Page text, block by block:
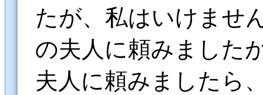
たが、私はいけませ
の夫人に頼みました
夫人に頼みましたら